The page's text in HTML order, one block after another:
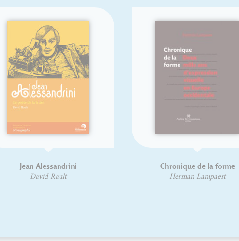
Jean Alessandrini
David Rault
Chronique de la forme
Herman Lampaert